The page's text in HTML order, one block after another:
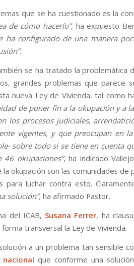
que se ha cuestionado es la
de cómo hacerlo”, ha expuesto
ha configurado de una manera
se ha tratado la problemática
grandes problemas que parece
nueva Ley de Vivienda, tal como
de poner fin a la okupación y a
los procesos judiciales,
vigentes, y que preocupan en
sobre todo si se tiene en cuenta
46 okupaciones”, ha indicado
okupación son las comunidades
para luchar contra esto.
solución”, ha afirmado Pastor.
del ICAB, Susana Ferrer, ha
transversal la Ley de Vivienda.
a un problema tan sensible
que conforme una